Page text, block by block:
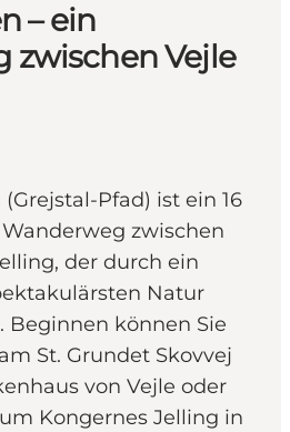
– ein
zwischen Vejle
Pfad) ist ein 16
zwischen
der durch ein
Natur
Beginnen können Sie
St. Grundet Skovvej
von Vejle oder
Kongernes Jelling in